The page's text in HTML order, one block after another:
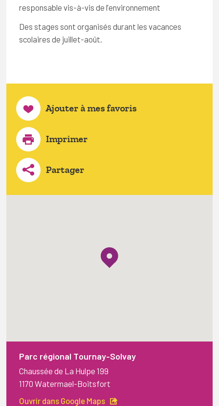
responsable vis-à-vis de l’environnement
Des stages sont organisés durant les vacances
scolaires de juillet-août.
Ajouter à mes favoris
Imprimer
Partager
Parc régional Tournay-Solvay
Chaussée de La Hulpe 199
1170 Watermael-Boitsfort
Ouvrir dans Google Maps